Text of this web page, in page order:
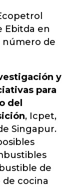
Ebitda en
número de
y
para
del
, Icpet,
Singapur.
de
de cocina